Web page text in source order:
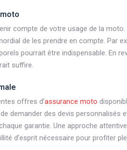
compte de votre usage de la
de les prendre en compte. Par
pourrait être indispensable. En
suffire.
offres d’assurance moto
demander des devis
garantie. Une approche
d’esprit nécessaire pour profiter